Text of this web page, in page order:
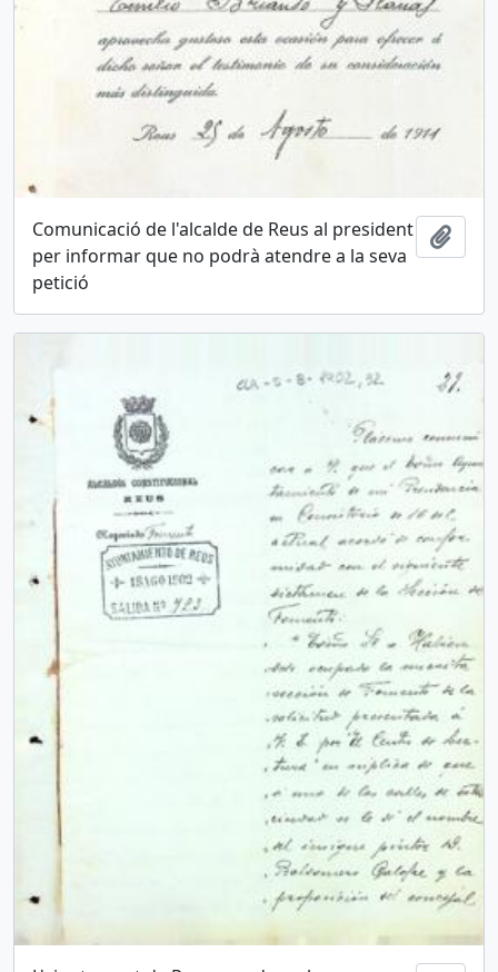
Comunicació de l'alcalde de Reus al president
per informar que no podrà atendre a la seva
petició